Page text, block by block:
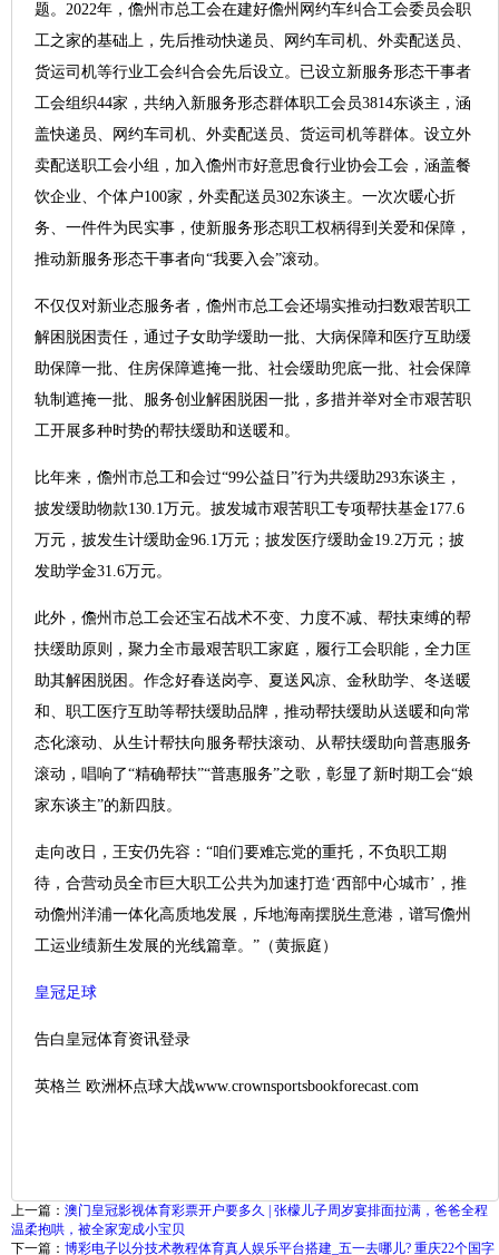
题。2022年，儋州市总工会在建好儋州网约车纠合工会委员会职
工之家的基础上，先后推动快递员、网约车司机、外卖配送员、
货运司机等行业工会纠合会先后设立。已设立新服务形态干事者
工会组织44家，共纳入新服务形态群体职工会员3814东谈主，涵
盖快递员、网约车司机、外卖配送员、货运司机等群体。设立外
卖配送职工会小组，加入儋州市好意思食行业协会工会，涵盖餐
饮企业、个体户100家，外卖配送员302东谈主。一次次暖心折
务、一件件为民实事，使新服务形态职工权柄得到关爱和保障，
推动新服务形态干事者向“我要入会”滚动。
不仅仅对新业态服务者，儋州市总工会还塌实推动扫数艰苦职工
解困脱困责任，通过子女助学缓助一批、大病保障和医疗互助缓
助保障一批、住房保障遮掩一批、社会缓助兜底一批、社会保障
轨制遮掩一批、服务创业解困脱困一批，多措并举对全市艰苦职
工开展多种时势的帮扶缓助和送暖和。
比年来，儋州市总工和会过“99公益日”行为共缓助293东谈主，
披发缓助物款130.1万元。披发城市艰苦职工专项帮扶基金177.6
万元，披发生计缓助金96.1万元；披发医疗缓助金19.2万元；披
发助学金31.6万元。
此外，儋州市总工会还宝石战术不变、力度不减、帮扶束缚的帮
扶缓助原则，聚力全市最艰苦职工家庭，履行工会职能，全力匡
助其解困脱困。作念好春送岗亭、夏送风凉、金秋助学、冬送暖
和、职工医疗互助等帮扶缓助品牌，推动帮扶缓助从送暖和向常
态化滚动、从生计帮扶向服务帮扶滚动、从帮扶缓助向普惠服务
滚动，唱响了“精确帮扶”“普惠服务”之歌，彰显了新时期工会“娘
家东谈主”的新四肢。
走向改日，王安仍先容：“咱们要难忘党的重托，不负职工期
待，合营动员全市巨大职工公共为加速打造‘西部中心城市’，推
动儋州洋浦一体化高质地发展，斥地海南摆脱生意港，谱写儋州
工运业绩新生发展的光线篇章。”（黄振庭）
皇冠足球
告白皇冠体育资讯登录
英格兰 欧洲杯点球大战www.crownsportsbookforecast.com
上一篇： 澳门皇冠影视体育彩票开户要多久 | 张檬儿子周岁宴排面拉满，爸爸全程
温柔抱哄，被全家宠成小宝贝
下一篇： 博彩电子以分技术教程体育真人娱乐平台搭建_五一去哪儿? 重庆22个国字